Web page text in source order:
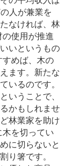
人が兼業を
なければ、林
使用が推進
いというもの
めば、木の
ます。新たな
いるのです。
いうことで、
かもしれませ
林業家を助け
を切ってい
に切らないと
り箸です。